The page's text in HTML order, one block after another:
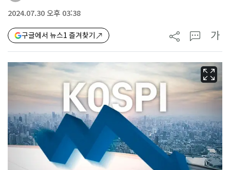
2024.07.30 오후 03:38
구글에서 뉴스1 즐겨찾기 가